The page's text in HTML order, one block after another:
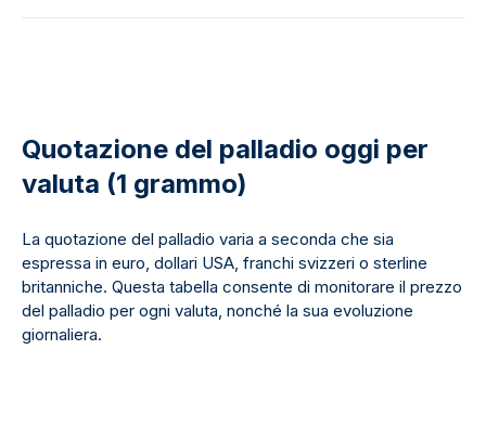
Quotazione del palladio oggi per
valuta (1 grammo)
La quotazione del palladio varia a seconda che sia
espressa in euro, dollari USA, franchi svizzeri o sterline
britanniche. Questa tabella consente di monitorare il prezzo
del palladio per ogni valuta, nonché la sua evoluzione
giornaliera.